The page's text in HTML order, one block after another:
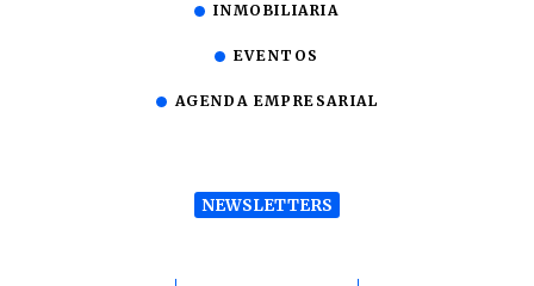
INMOBILIARIA
EVENTOS
AGENDA EMPRESARIAL
NEWSLETTERS